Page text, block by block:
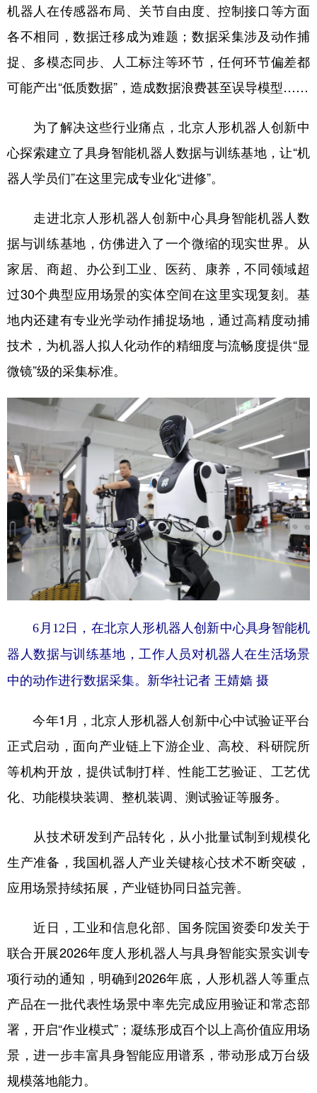
机器人在传感器布局、关节自由度、控制接口等方面
各不相同，数据迁移成为难题；数据采集涉及动作捕
捉、多模态同步、人工标注等环节，任何环节偏差都
可能产出“低质数据”，造成数据浪费甚至误导模型……
为了解决这些行业痛点，北京人形机器人创新中
心探索建立了具身智能机器人数据与训练基地，让“机
器人学员们”在这里完成专业化“进修”。
走进北京人形机器人创新中心具身智能机器人数
据与训练基地，仿佛进入了一个微缩的现实世界。从
家居、商超、办公到工业、医药、康养，不同领域超
过30个典型应用场景的实体空间在这里实现复刻。基
地内还建有专业光学动作捕捉场地，通过高精度动捕
技术，为机器人拟人化动作的精细度与流畅度提供“显
微镜”级的采集标准。
6月12日，在北京人形机器人创新中心具身智能机
器人数据与训练基地，工作人员对机器人在生活场景
中的动作进行数据采集。新华社记者 王婧嫱 摄
今年1月，北京人形机器人创新中心中试验证平台
正式启动，面向产业链上下游企业、高校、科研院所
等机构开放，提供试制打样、性能工艺验证、工艺优
化、功能模块装调、整机装调、测试验证等服务。
从技术研发到产品转化，从小批量试制到规模化
生产准备，我国机器人产业关键核心技术不断突破，
应用场景持续拓展，产业链协同日益完善。
近日，工业和信息化部、国务院国资委印发关于
联合开展2026年度人形机器人与具身智能实景实训专
项行动的通知，明确到2026年底，人形机器人等重点
产品在一批代表性场景中率先完成应用验证和常态部
署，开启“作业模式”；凝练形成百个以上高价值应用场
景，进一步丰富具身智能应用谱系，带动形成万台级
规模落地能力。